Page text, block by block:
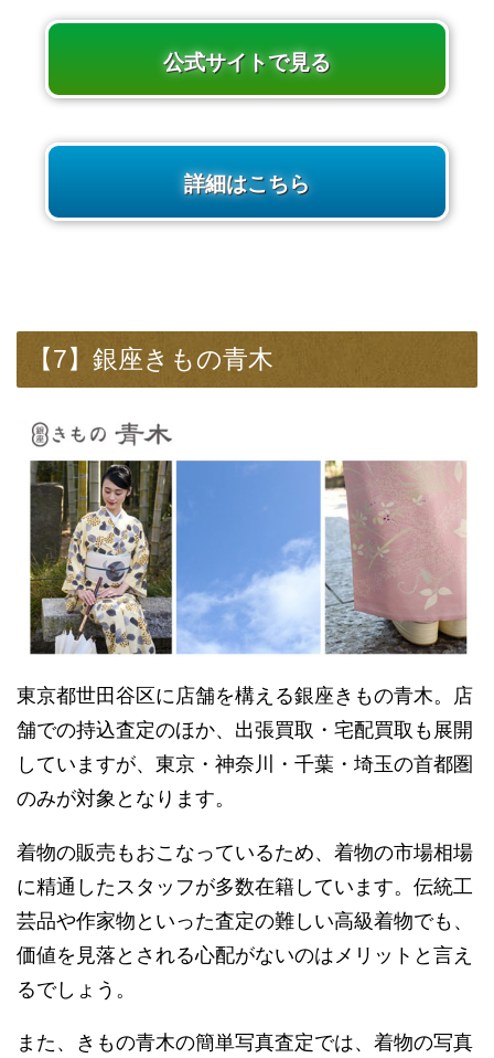
公式サイトで見る
詳細はこちら
【7】銀座きもの青木
東京都世田谷区に店舗を構える銀座きもの青木。店
舗での持込査定のほか、出張買取・宅配買取も展開
していますが、東京・神奈川・千葉・埼玉の首都圏
のみが対象となります。
着物の販売もおこなっているため、着物の市場相場
に精通したスタッフが多数在籍しています。伝統工
芸品や作家物といった査定の難しい高級着物でも、
価値を見落とされる心配がないのはメリットと言え
るでしょう。
また、きもの青木の簡単写真査定では、着物の写真